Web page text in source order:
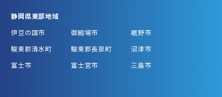
静岡県東部地域
伊豆の国市
御殿場市
裾野市
駿東郡清水町
駿東郡長泉町
沼津市
富士市
富士宮市 三島市